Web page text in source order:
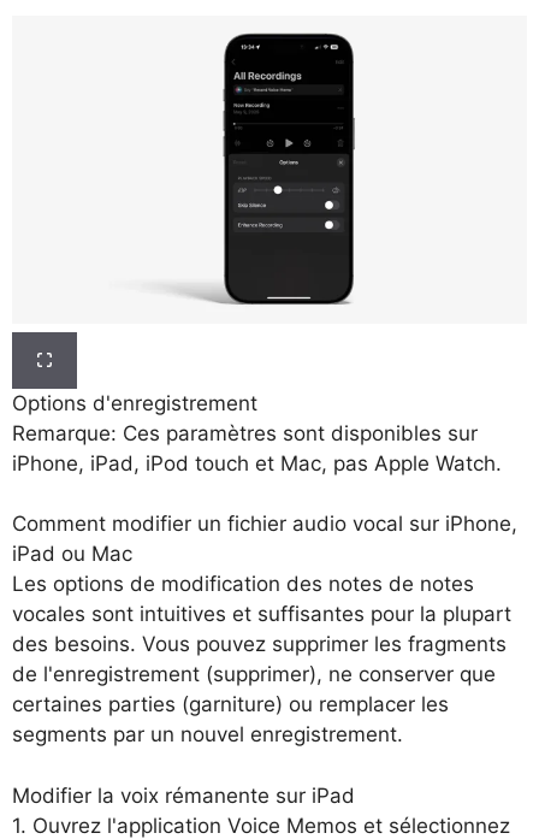
Options d'enregistrement
Remarque: Ces paramètres sont disponibles sur
iPhone, iPad, iPod touch et Mac, pas Apple Watch.
Comment modifier un fichier audio vocal sur iPhone,
iPad ou Mac
Les options de modification des notes de notes
vocales sont intuitives et suffisantes pour la plupart
des besoins. Vous pouvez supprimer les fragments
de l'enregistrement (supprimer), ne conserver que
certaines parties (garniture) ou remplacer les
segments par un nouvel enregistrement.
Modifier la voix rémanente sur iPad
1. Ouvrez l'application Voice Memos et sélectionnez